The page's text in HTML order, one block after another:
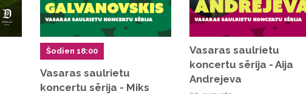
Šodien 18:00
Vasaras saulrietu
koncertu sērija - Miks
Vasaras saulrietu
koncertu sērija - Aija
Andrejeva